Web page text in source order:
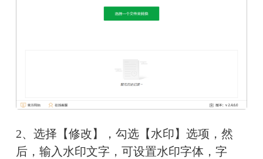
2、选择【修改】，勾选【水印】选项，然
后，输入水印文字，可设置水印字体，字